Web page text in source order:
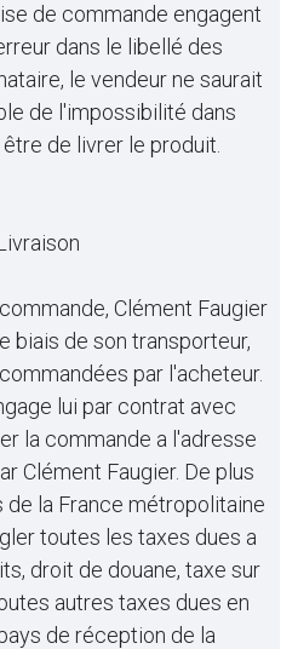
de commande engagent
dans le libellé des
le vendeur ne saurait
de l'impossibilité dans
de livrer le produit.
Clément Faugier
biais de son transporteur,
par l'acheteur.
lui par contrat avec
la commande a l'adresse
Clément Faugier. De plus
de la France métropolitaine
toutes les taxes dues a
droit de douane, taxe sur
autres taxes dues en
de réception de la